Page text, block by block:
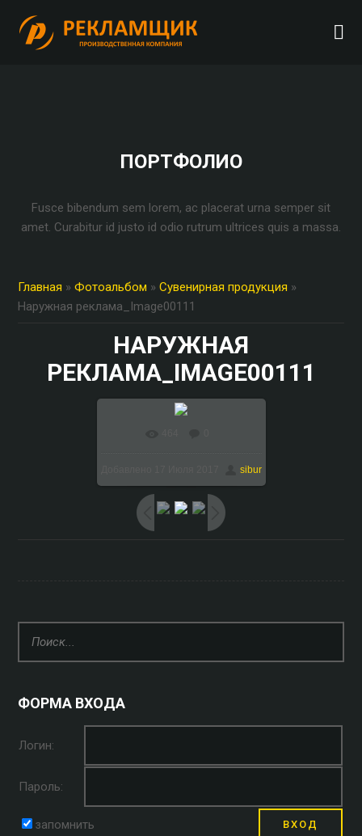
ПОРТФОЛИО
Fusce bibendum sem lorem, ac placerat urna semper sit
amet. Curabitur id justo id odio rutrum ultrices quis a massa.
Главная »Фотоальбом »Сувенирная продукция »
Наружная реклама_Image00111
НАРУЖНАЯ
РЕКЛАМА_IMAGE00111
sibur
ФОРМА ВХОДА
Логин:
Пароль:
запомнить